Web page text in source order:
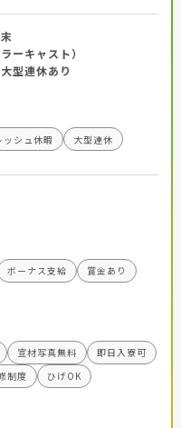
ーキャスト）
型連休あり
ッシュ休暇 大型連休
ボーナス支給 賞金あり
宣材写真無料
即日入寮可
制度
ひげOK